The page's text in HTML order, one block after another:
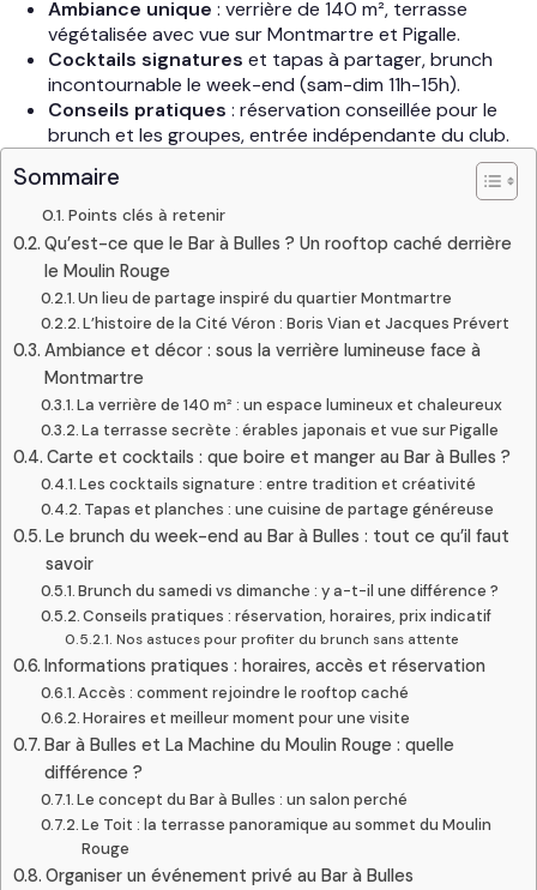
Ambiance unique : verrière de 140 m², terrasse
végétalisée avec vue sur Montmartre et Pigalle.
Cocktails signatures et tapas à partager, brunch
incontournable le week-end (sam-dim 11h-15h).
Conseils pratiques : réservation conseillée pour le
brunch et les groupes, entrée indépendante du club.
Sommaire
Points clés à retenir
Qu’est-ce que le Bar à Bulles ? Un rooftop caché derrière
le Moulin Rouge
Un lieu de partage inspiré du quartier Montmartre
L’histoire de la Cité Véron : Boris Vian et Jacques Prévert
Ambiance et décor : sous la verrière lumineuse face à
Montmartre
La verrière de 140 m² : un espace lumineux et chaleureux
La terrasse secrète : érables japonais et vue sur Pigalle
Carte et cocktails : que boire et manger au Bar à Bulles ?
Les cocktails signature : entre tradition et créativité
Tapas et planches : une cuisine de partage généreuse
Le brunch du week-end au Bar à Bulles : tout ce qu’il faut
savoir
Brunch du samedi vs dimanche : y a-t-il une différence ?
Conseils pratiques : réservation, horaires, prix indicatif
Nos astuces pour profiter du brunch sans attente
Informations pratiques : horaires, accès et réservation
Accès : comment rejoindre le rooftop caché
Horaires et meilleur moment pour une visite
Bar à Bulles et La Machine du Moulin Rouge : quelle
différence ?
Le concept du Bar à Bulles : un salon perché
Le Toit : la terrasse panoramique au sommet du Moulin
Rouge
Organiser un événement privé au Bar à Bulles